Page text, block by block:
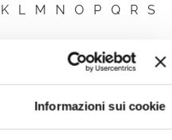
Informazioni sui cookie
K L M N O P Q R S